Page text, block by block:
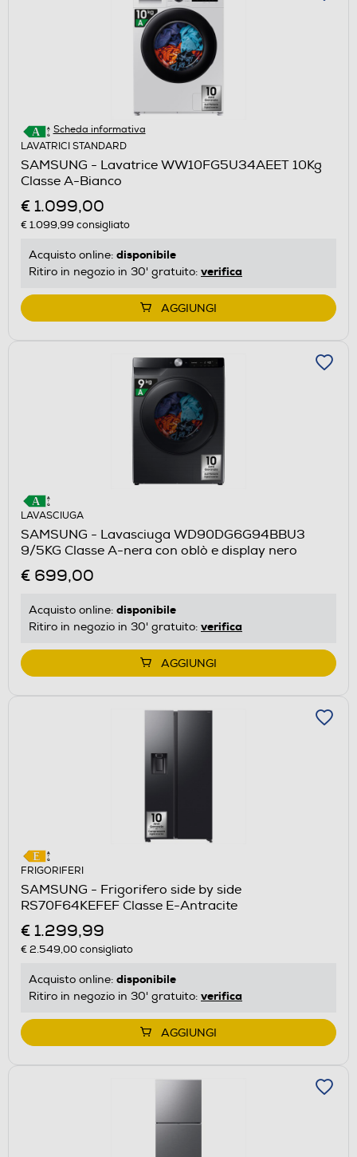
Scheda informativa
LAVATRICI STANDARD
SAMSUNG - Lavatrice WW10FG5U34AEET 10Kg
Classe A-Bianco
€ 1.099,00
€ 1.099,99 consigliato
Acquisto online: disponibile
Ritiro in negozio in 30' gratuito: verifica
AGGIUNGI
LAVASCIUGA
SAMSUNG - Lavasciuga WD90DG6G94BBU3
9/5KG Classe A-nera con oblò e display nero
€ 699,00
Acquisto online: disponibile
Ritiro in negozio in 30' gratuito: verifica
AGGIUNGI
FRIGORIFERI
SAMSUNG - Frigorifero side by side
RS70F64KEFEF Classe E-Antracite
€ 1.299,99
€ 2.549,00consigliato
Acquisto online: disponibile
Ritiro in negozio in 30' gratuito: verifica
AGGIUNGI